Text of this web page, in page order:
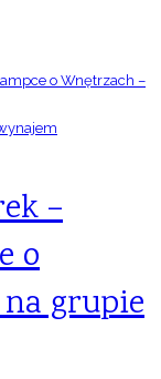
–
o
grupie